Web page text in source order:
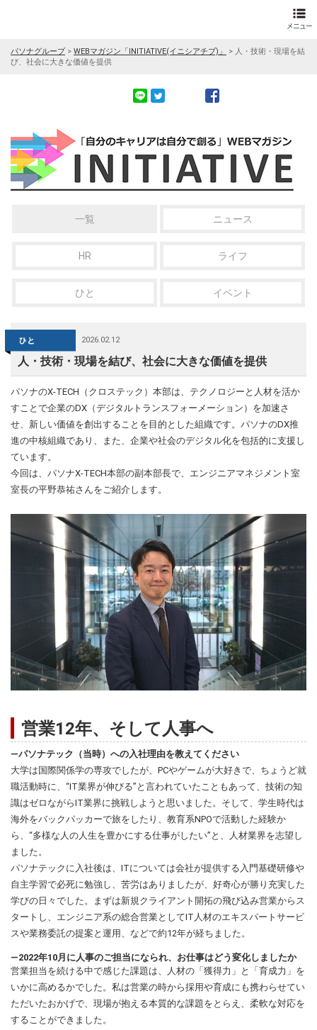
パソナグループ> WEBマガジン「INITIATIVE(イニシアチブ)」 > 人・技術・現場を結
び、社会に大きな価値を提供
一覧 ニュース
HR ライフ
ひと イベント
2026.02.12
人・技術・現場を結び、社会に大きな価値を提供
パソナのX-TECH（クロステック）本部は、テクノロジーと人材を活か
すことで企業のDX（デジタルトランスフォーメーション）を加速さ
せ、新しい価値を創出することを目的とした組織です。パソナのDX推
進の中核組織であり、また、企業や社会のデジタル化を包括的に支援し
ています。
今回は、パソナX-TECH本部の副本部長で、エンジニアマネジメント室
室長の平野恭祐さんをご紹介します。
営業12年、そして人事へ
―パソナテック（当時）への入社理由を教えてください
大学は国際関係学の専攻でしたが、PCやゲームが大好きで、ちょうど就
職活動時に、“IT業界が伸びる”と言われていたこともあって、技術の知
識はゼロながらIT業界に挑戦しようと思いました。そして、学生時代は
海外をバックパッカーで旅をしたり、教育系NPOで活動した経験か
ら、“多様な人の人生を豊かにする仕事がしたい”と、人材業界を志望し
ました。
パソナテックに入社後は、ITについては会社が提供する入門基礎研修や
自主学習で必死に勉強し、苦労はありましたが、好奇心が勝り充実した
学びの日々でした。まずは新規クライアント開拓の飛び込み営業からス
タートし、エンジニア系の総合営業としてIT人材のエキスパートサービ
スや業務委託の提案と運用、などで約12年が経ちました。
―2022年10月に人事のご担当になられ、お仕事はどう変化しましたか
営業担当を続ける中で感じた課題は、人材の「獲得力」と「育成力」を
いかに高めるかでした。私は営業の時から採用や育成にも携わらせてい
ただいたおかげで、現場が抱える本質的な課題をとらえ、柔軟な対応を
することができました。